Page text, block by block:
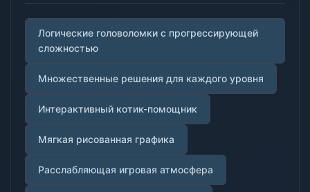
Логические головоломки с прогрессирующей
сложностью
Множественные решения для каждого уровня
Интерактивный котик-помощник
Мягкая рисованная графика
Расслабляющая игровая атмосфера